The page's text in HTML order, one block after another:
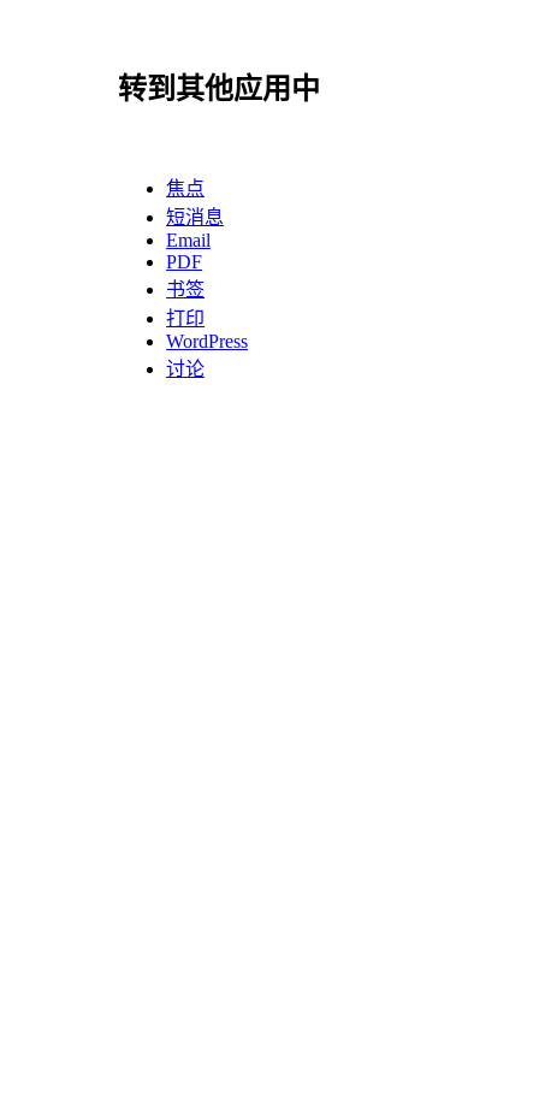
转到其他应用中
焦点
短消息
Email
PDF
书签
打印
WordPress
讨论